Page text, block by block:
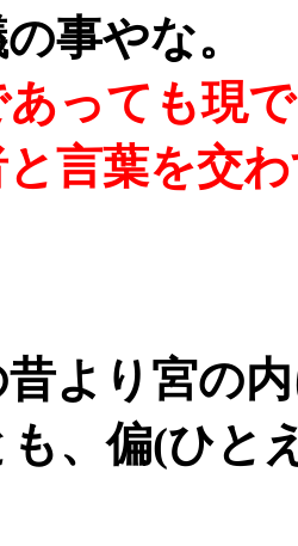
事やな。
っても現
と言葉を交
より宮の
、偏(ひと